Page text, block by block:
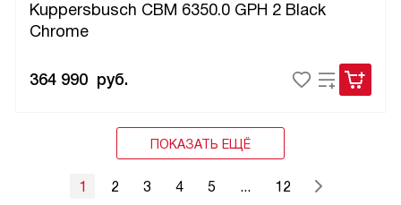
Kuppersbusch CBM 6350.0 GPH 2 Black
Chrome
364 990 руб.
ПОКАЗАТЬ ЕЩЁ
1 2 3 4 5 ... 12